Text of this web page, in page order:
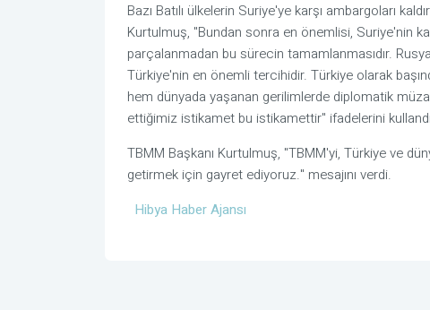
Bazı Batılı ülkelerin Suriye'ye karşı ambargoları
Kurtulmuş, "Bundan sonra en önemlisi, Suriye'nin
parçalanmadan bu sürecin tamamlanmasıdır.
Türkiye'nin en önemli tercihidir. Türkiye olarak
hem dünyada yaşanan gerilimlerde diplomatik
ettiğimiz istikamet bu istikamettir" ifadelerini
TBMM Başkanı Kurtulmuş, "TBMM'yi, Türkiye ve
getirmek için gayret ediyoruz." mesajını verdi.
Hibya Haber Ajansı